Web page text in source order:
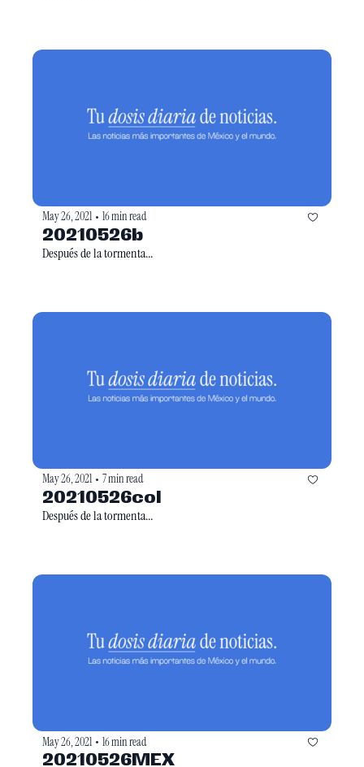
May 26, 2021 • 16 min read
20210526b
May 26, 2021 • 7 min read
20210526col
May 26, 2021 • 16 min read
20210526MEX